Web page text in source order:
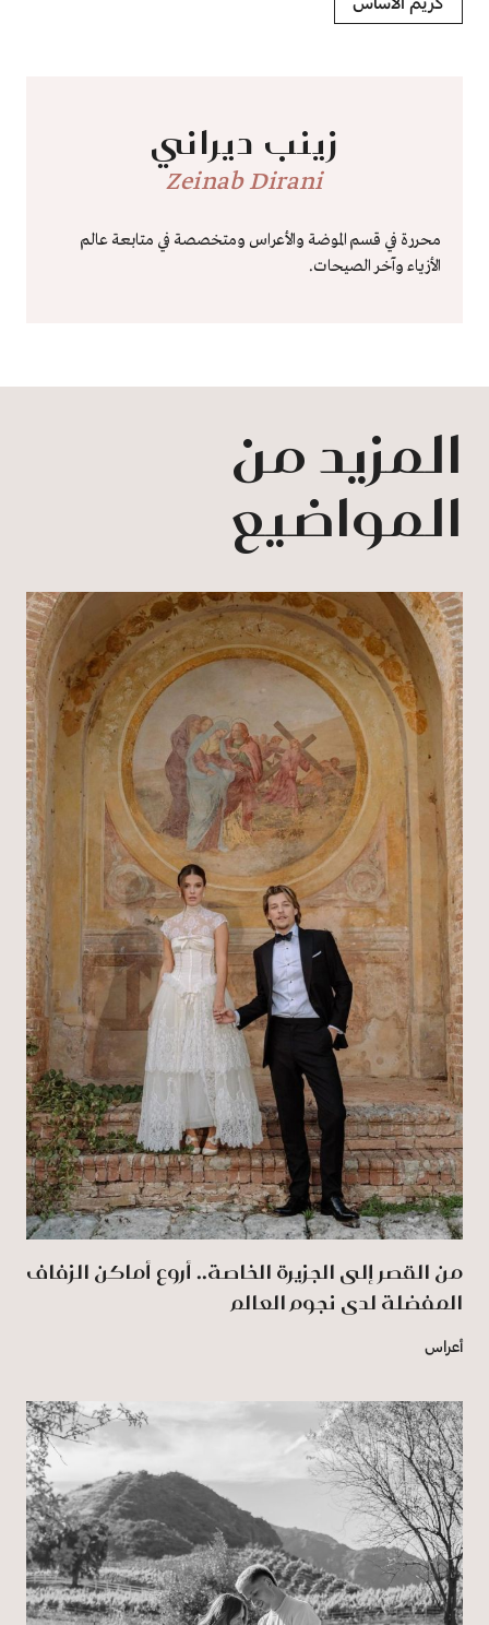
زينب ديراني
Zeinab Dirani
محررة في قسم الموضة والأعراس ومتخصصة في متابعة عالم
الأزياء وآخر الصيحات.
المزيد من
المواضيع
من القصر إلى الجزيرة الخاصة.. أروع أماكن الزفاف
المفضلة لدى نجوم العالم
أعراس